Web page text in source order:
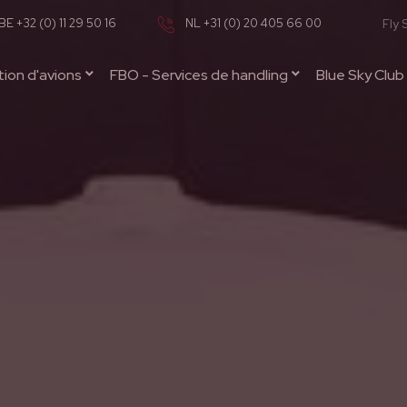
d'avions FBO - Services de handling Blue Sky Club
+32 (0) 11 29 50 16 NL +31 (0) 20 405 66 00 Fly